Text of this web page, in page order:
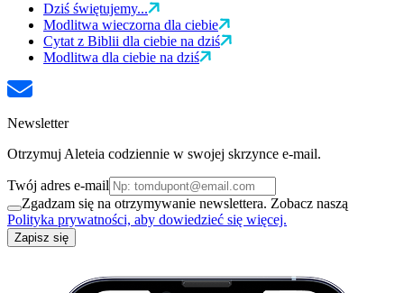
Dziś świętujemy...
Modlitwa wieczorna dla ciebie
Cytat z Biblii dla ciebie na dziś
Modlitwa dla ciebie na dziś
Newsletter
Otrzymuj Aleteia codziennie w swojej skrzynce e-mail.
Twój adres e-mail
Zgadzam się na otrzymywanie newslettera. Zobacz naszą
Polityka prywatności, aby dowiedzieć się więcej.
Zapisz się